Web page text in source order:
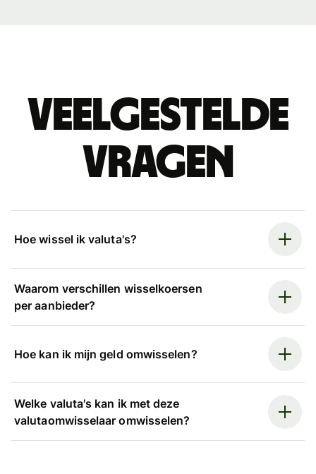
Veelgestelde
vragen
Hoe wissel ik valuta's?
Waarom verschillen wisselkoersen
per aanbieder?
Hoe kan ik mijn geld omwisselen?
Welke valuta's kan ik met deze
valutaomwisselaar omwisselen?